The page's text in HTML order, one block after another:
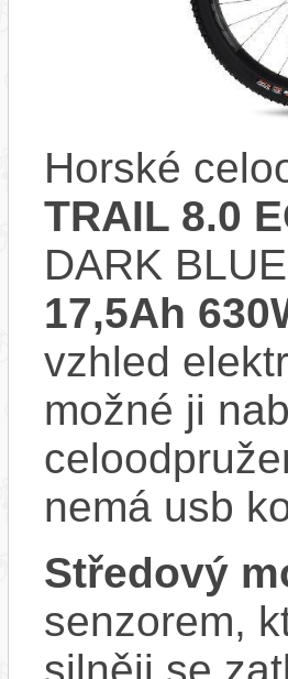
Horské
TRAIL 8.0
DARK
17,5Ah
vzhled
možné ji
nemá usb
Středový
senzorem,